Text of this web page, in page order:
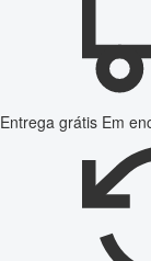
Entrega grátis Em